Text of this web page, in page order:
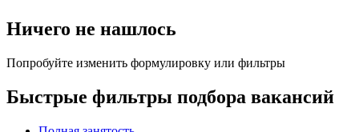
Ничего не нашлось
Попробуйте изменить формулировку или фильтры
Быстрые фильтры подбора вакансий